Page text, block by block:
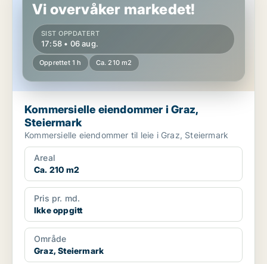
Vi overvåker markedet!
SIST OPPDATERT
17:58 • 06 aug.
Opprettet 1 h Ca. 210 m2
Kommersielle eiendommer i Graz,
Steiermark
Kommersielle eiendommer til leie i Graz, Steiermark
Areal
Ca. 210 m2
Pris pr. md.
Ikke oppgitt
Område
Graz, Steiermark